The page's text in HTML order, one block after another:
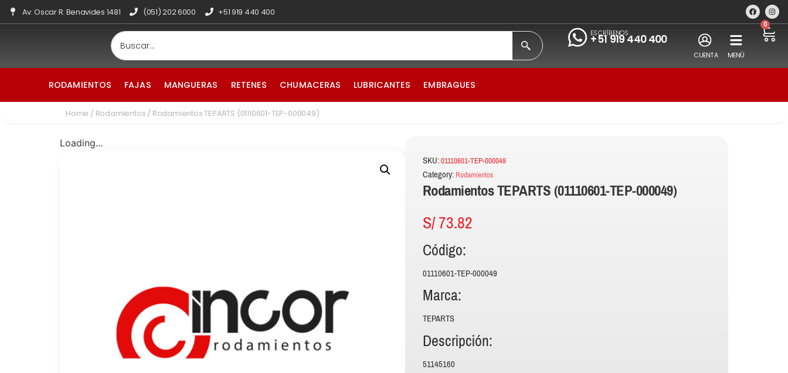
Av. Oscar R. Benavides 1481 (051) 202 6000 +51 919 440 400
ESCRÍBENOS
+51 919 440 400
CUENTA MENÚ
0
RODAMIENTOS FAJAS MANGUERAS RETENES CHUMACERAS LUBRICANTES EMBRAGUES
Home / Rodamientos / Rodamientos TEPARTS (01110601-TEP-000049)
Loading...
SKU:01110601-TEP-000049
Category: Rodamientos
Rodamientos TEPARTS (01110601-TEP-000049)
S/73.82
Código:
01110601-TEP-000049
Marca:
TEPARTS
Descripción:
51145160